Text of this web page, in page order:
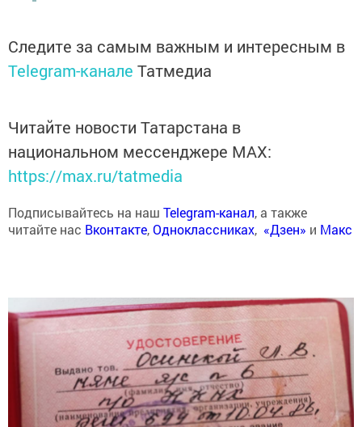
Следите за самым важным и интересным в
Telegram-канале Татмедиа
Читайте новости Татарстана в
национальном мессенджере MАХ:
https://max.ru/tatmedia
Подписывайтесь на наш Telegram-канал, а также
читайте нас Вконтакте,Одноклассниках, «Дзен» и Макс